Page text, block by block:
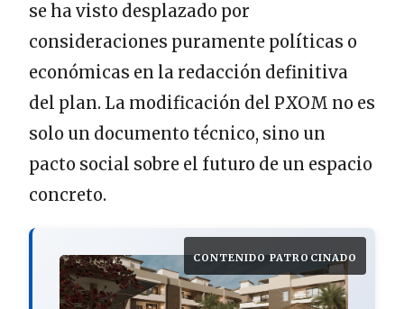
se ha visto desplazado por
consideraciones puramente políticas o
económicas en la redacción definitiva
del plan. La modificación del PXOM no es
solo un documento técnico, sino un
pacto social sobre el futuro de un espacio
concreto.
CONTENIDO PATROCINADO